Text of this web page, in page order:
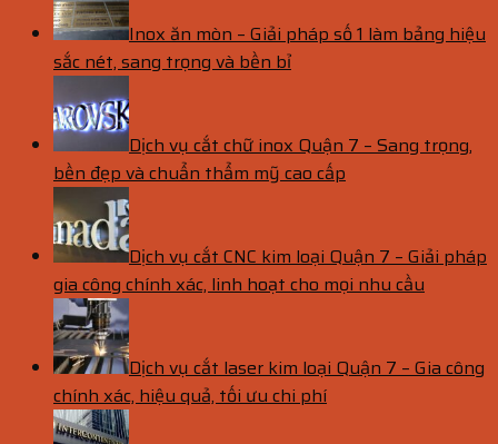
Inox ăn mòn – Giải pháp số 1 làm bảng hiệu
sắc nét, sang trọng và bền bỉ
Dịch vụ cắt chữ inox Quận 7 – Sang trọng,
bền đẹp và chuẩn thẩm mỹ cao cấp
Dịch vụ cắt CNC kim loại Quận 7 – Giải pháp
gia công chính xác, linh hoạt cho mọi nhu cầu
Dịch vụ cắt laser kim loại Quận 7 – Gia công
chính xác, hiệu quả, tối ưu chi phí